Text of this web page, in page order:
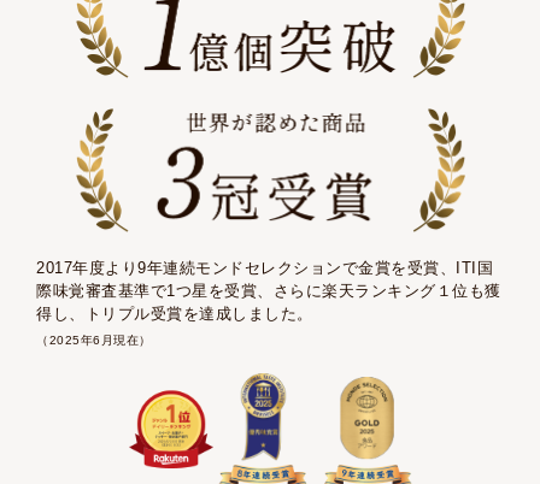
2017年度より9年連続モンドセレクションで金賞を受賞、ITI国
際味覚審査基準で1つ星を受賞、さらに楽天ランキング１位も獲
得し、トリプル受賞を達成しました。
（2025年6月現在）